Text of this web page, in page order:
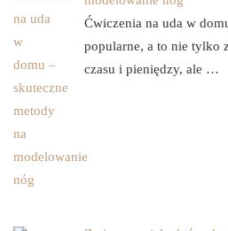
Ćwiczenia na uda w
popularne, a to nie tylko
czasu i pieniędzy, ale …